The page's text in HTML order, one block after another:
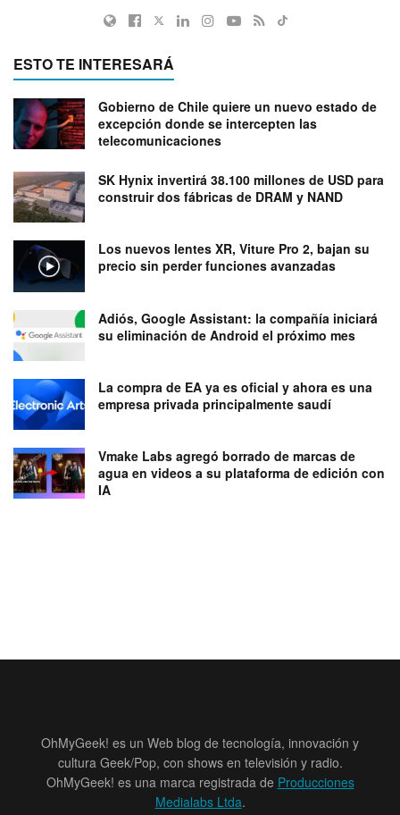
ESTO TE INTERESARÁ
Gobierno de Chile quiere un nuevo estado de
excepción donde se intercepten las
telecomunicaciones
SK Hynix invertirá 38.100 millones de USD para
construir dos fábricas de DRAM y NAND
Los nuevos lentes XR, Viture Pro 2, bajan su
precio sin perder funciones avanzadas
Adiós, Google Assistant: la compañía iniciará
su eliminación de Android el próximo mes
La compra de EA ya es oficial y ahora es una
empresa privada principalmente saudí
Vmake Labs agregó borrado de marcas de
agua en videos a su plataforma de edición con
IA
OhMyGeek! es un Web blog de tecnología, innovación y
cultura Geek/Pop, con shows en televisión y radio.
OhMyGeek! es una marca registrada de Producciones
Medialabs Ltda.